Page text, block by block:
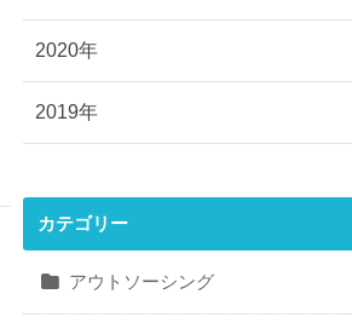
2020年
2019年
カテゴリー
アウトソーシング